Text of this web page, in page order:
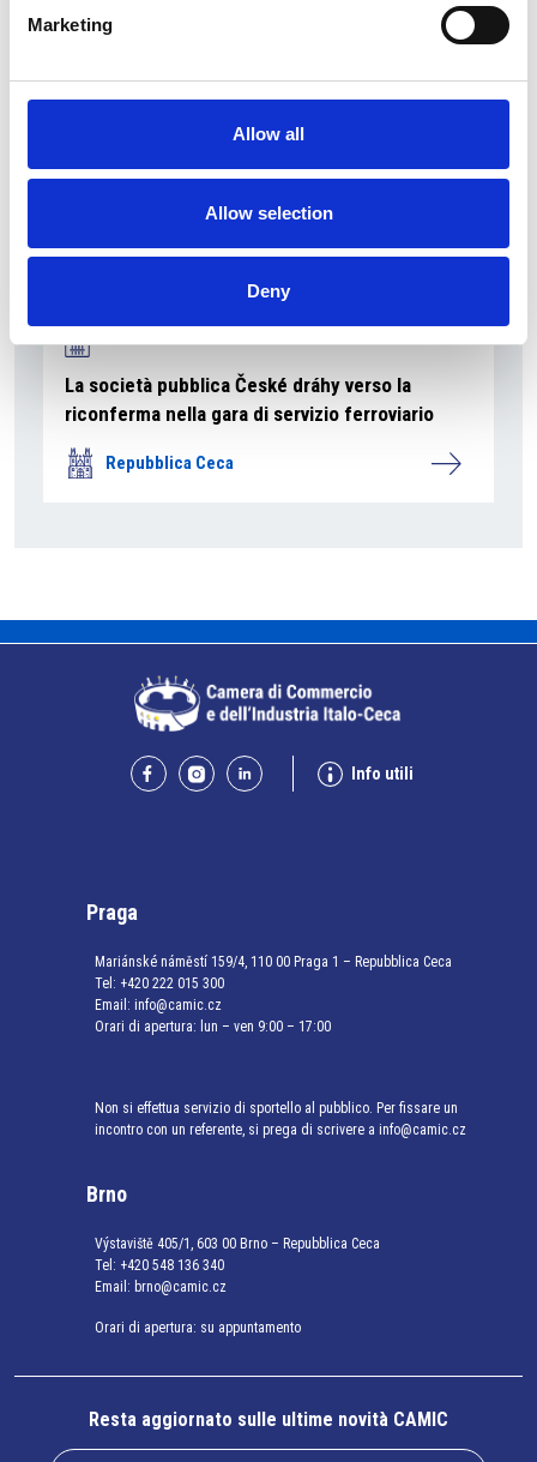
Marketing
Allow all
Allow selection
Deny
La società pubblica České dráhy verso la
riconferma nella gara di servizio ferroviario
Repubblica Ceca
Info utili
Praga
Mariánské náměstí 159/4, 110 00 Praga 1 – Repubblica Ceca
Tel: +420 222 015 300
Email: info@camic.cz
Orari di apertura: lun – ven 9:00 – 17:00
Non si effettua servizio di sportello al pubblico. Per fissare un
incontro con un referente, si prega di scrivere a info@camic.cz
Brno
Výstaviště 405/1, 603 00 Brno – Repubblica Ceca
Tel: +420 548 136 340
Email: brno@camic.cz
Orari di apertura: su appuntamento
Resta aggiornato sulle ultime novità CAMIC